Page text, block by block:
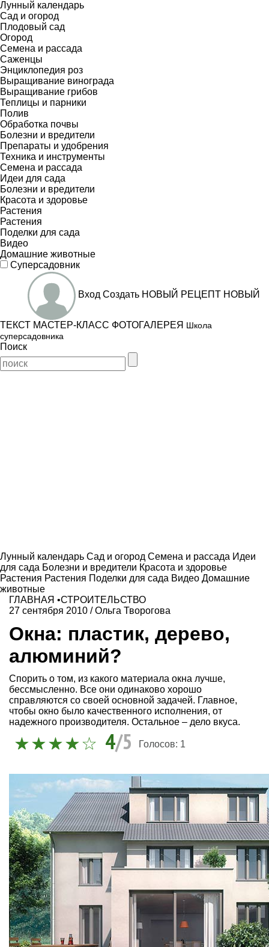
Лунный календарь
Сад и огород
Плодовый сад
Огород
Семена и рассада
Саженцы
Энциклопедия роз
Выращивание винограда
Выращивание грибов
Теплицы и парники
Полив
Обработка почвы
Болезни и вредители
Препараты и удобрения
Техника и инструменты
Семена и рассада
Идеи для сада
Болезни и вредители
Красота и здоровье
Растения
Растения
Поделки для сада
Видео
Домашние животные
Суперсадовник
Вход Создать НОВЫЙ РЕЦЕПТ НОВЫЙ
ТЕКСТ МАСТЕР-КЛАСС ФОТОГАЛЕРЕЯ Школа
суперсадовника
Поиск
Лунный календарь Сад и огород Семена и рассада Идеи
для сада Болезни и вредители Красота и здоровье
Растения Растения Поделки для сада Видео Домашние
животные
ГЛАВНАЯ •СТРОИТЕЛЬСТВО
27 сентября 2010 /Ольга Творогова
Окна: пластик, дерево,
алюминий?
Спорить о том, из какого материала окна лучше,
бессмысленно. Все они одинаково хорошо
справляются со своей основной задачей. Главное,
чтобы окно было качественного исполнения, от
надежного производителя. Остальное – дело вкуса.
4/5 Голосов: 1